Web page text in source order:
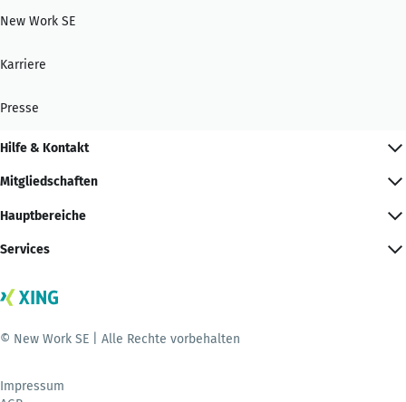
New Work SE
Karriere
Presse
Hilfe & Kontakt
Mitgliedschaften
Hauptbereiche
Services
© New Work SE | Alle Rechte vorbehalten
Impressum